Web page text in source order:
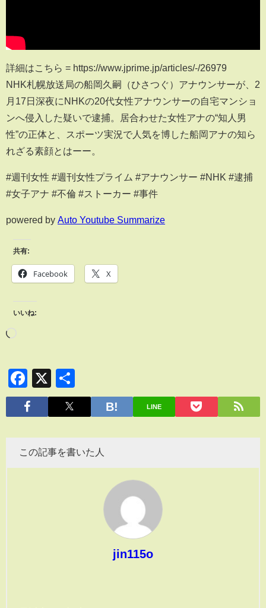
詳細はこちら = https://www.jprime.jp/articles/-/26979
NHK札幌放送局の船岡久嗣（ひさつぐ）アナウンサーが、2
月17日深夜にNHKの20代女性アナウンサーの自宅マンショ
ンへ侵入した疑いで逮捕。居合わせた女性アナの“知人男
性”の正体と、スポーツ実況で人気を博した船岡アナの知ら
れざる素顔とはーー。
#週刊女性 #週刊女性プライム #アナウンサー #NHK #逮捕
#女子アナ #不倫 #ストーカー #事件
powered by Auto Youtube Summarize
共有:
Facebook X
いいね:
Facebook
X
有
LINE
この記事を書いた人
jin115o